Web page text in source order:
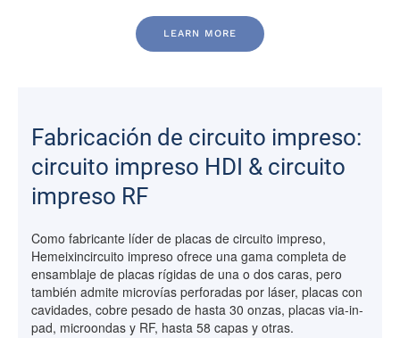
LEARN MORE
Fabricación de circuito impreso:
circuito impreso HDI & circuito
impreso RF
Como fabricante líder de placas de circuito impreso,
Hemeixincircuito impreso ofrece una gama completa de
ensamblaje de placas rígidas de una o dos caras, pero
también admite microvías perforadas por láser, placas con
cavidades, cobre pesado de hasta 30 onzas, placas via-in-
pad, microondas y RF, hasta 58 capas y otras.